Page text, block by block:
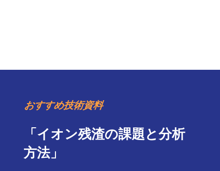
おすすめ技術資料
「イオン残渣の課題と分析
方法」